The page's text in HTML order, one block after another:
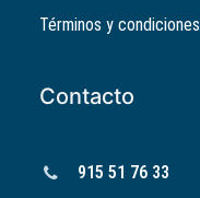
Términos y condiciones
Contacto
915 51 76 33